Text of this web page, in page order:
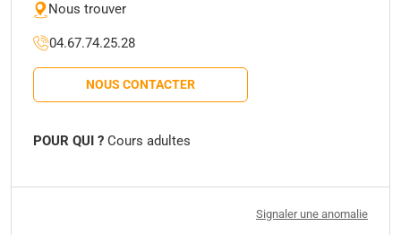
Nous trouver
04.67.74.25.28
NOUS CONTACTER
POUR QUI ? Cours adultes
Signaler une anomalie